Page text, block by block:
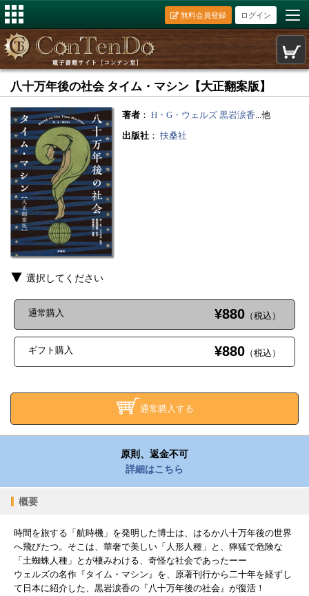
ログイン
無料会員登録
八十万年後の社会 タイム・マシン【大正翻案版】
著者 ： H・G・ウェルズ 黒岩涙香...他
出版社 ： 扶桑社
選択してください
通常購入 ¥880 （税込）
ギフト購入 ¥880 （税込）
通常購入する
原則、返金不可
詳細はこちら
概要
時間を旅する「航時機」を発明した博士は、はるか八十万年後の世界
へ飛びたつ。そこは、華奢で美しい「人形人種」と、獰猛で危険な
「土蜘蛛人種」とが棲みわける、奇怪な社会であったーー
ウェルズの名作『タイム・マシン』を、原著刊行から二十年を経ずし
て日本に紹介した、黒岩涙香の『八十万年後の社会』が復活！